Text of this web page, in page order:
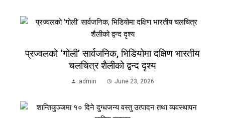
प्रज्वलको ‘गोली’ सार्वजनिक, भिडियोमा दक्षिण भारतीय
चलचित्र शैलीको द्वन्द दृश्य
admin June 23, 2026